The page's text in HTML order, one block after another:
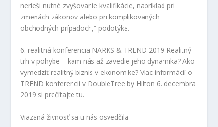
nerieši nutné zvyšovanie kvalifikácie, napríklad pri
zmenách zákonov alebo pri komplikovaných
obchodných prípadoch,“ podotýka.
6. realitná konferencia NARKS & TREND 2019 Realitný
trh v pohybe – kam nás až zavedie jeho dynamika? Ako
vymedziť realitný biznis v ekonomike? Viac informácií o
TREND konferencii v DoubleTree by Hilton 6. decembra
2019 si prečítajte tu.
Viazaná živnosť sa u nás osvedčila